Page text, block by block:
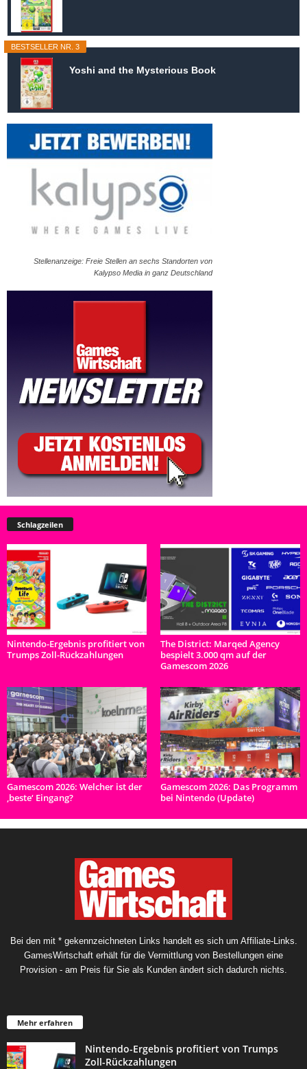
BESTSELLER NR. 3
Yoshi and the Mysterious Book
Stellenanzeige: Freie Stellen an sechs Standorten von
Kalypso Media in ganz Deutschland
Schlagzeilen
Nintendo-Ergebnis profitiert von
Trumps Zoll-Rückzahlungen
The District: Marqed Agency
bespielt 3.000 qm auf der
Gamescom 2026
Gamescom 2026: Welcher ist der
‚beste‘ Eingang?
Gamescom 2026: Das Programm
bei Nintendo (Update)
Bei den mit * gekennzeichneten Links handelt es sich um Affiliate-Links.
GamesWirtschaft erhält für die Vermittlung von Bestellungen eine
Provision - am Preis für Sie als Kunden ändert sich dadurch nichts.
Mehr erfahren
Nintendo-Ergebnis profitiert von Trumps
Zoll-Rückzahlungen